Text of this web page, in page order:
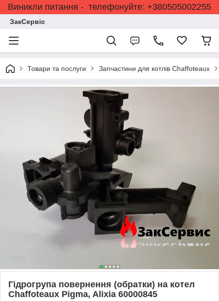
Виникли питання - телефонуйте: +380505002255
ЗакСервіс
Товари та послуги Запчастини для котлів Chaffoteaux
Гідрогрупа повернення (обратки) на котел
Chaffoteaux Pigma, Alixia 60000845